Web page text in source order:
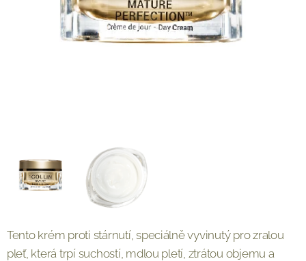
Tento krém proti stárnutí, speciálně vyvinutý pro zralou
pleť, která trpí suchostí, mdlou pletí, ztrátou objemu a